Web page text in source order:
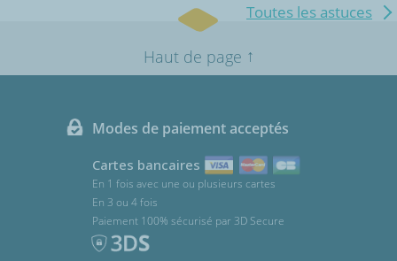
Toutes les astuces
Haut de page ↑
Modes de paiement acceptés
Cartes bancaires
En 1 fois avec une ou plusieurs cartes
En 3 ou 4 fois
Paiement 100% sécurisé par 3D Secure